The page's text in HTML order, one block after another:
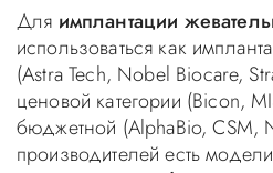
Для имплантации
использоваться как
(Astra Tech, Nobel Biocare,
ценовой категории (Bicon,
бюджетной (AlphaBio, CSM,
производителей есть